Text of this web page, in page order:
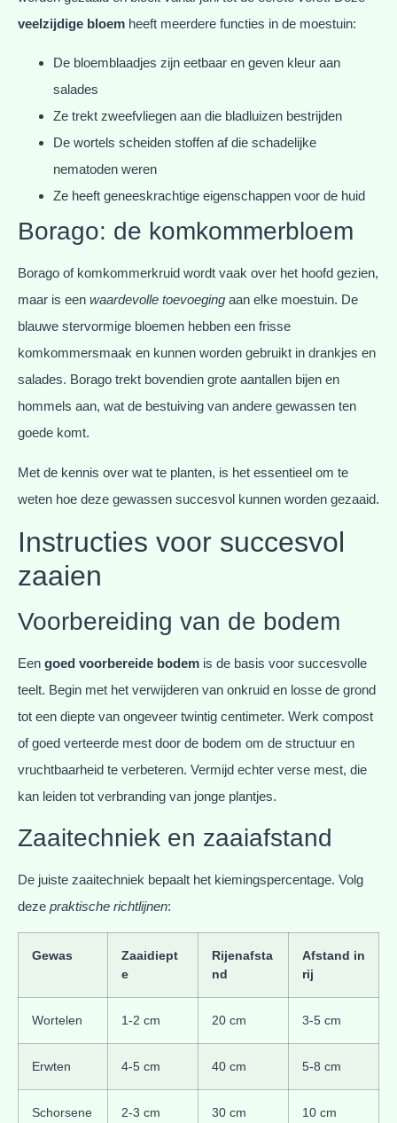
veelzijdige bloem heeft meerdere functies in de moestuin:
De bloemblaadjes zijn eetbaar en geven kleur aan
salades
Ze trekt zweefvliegen aan die bladluizen bestrijden
De wortels scheiden stoffen af die schadelijke
nematoden weren
Ze heeft geneeskrachtige eigenschappen voor de huid
Borago: de komkommerbloem
Borago of komkommerkruid wordt vaak over het hoofd gezien,
maar is een waardevolle toevoeging aan elke moestuin. De
blauwe stervormige bloemen hebben een frisse
komkommersmaak en kunnen worden gebruikt in drankjes en
salades. Borago trekt bovendien grote aantallen bijen en
hommels aan, wat de bestuiving van andere gewassen ten
goede komt.
Met de kennis over wat te planten, is het essentieel om te
weten hoe deze gewassen succesvol kunnen worden gezaaid.
Instructies voor succesvol
zaaien
Voorbereiding van de bodem
Een goed voorbereide bodem is de basis voor succesvolle
teelt. Begin met het verwijderen van onkruid en losse de grond
tot een diepte van ongeveer twintig centimeter. Werk compost
of goed verteerde mest door de bodem om de structuur en
vruchtbaarheid te verbeteren. Vermijd echter verse mest, die
kan leiden tot verbranding van jonge plantjes.
Zaaitechniek en zaaiafstand
De juiste zaaitechniek bepaalt het kiemingspercentage. Volg
deze praktische richtlijnen:
Gewas
Zaaidiept
e
Rijenafsta
nd
Afstand in
rij
Wortelen 1-2 cm 20 cm 3-5 cm
Erwten 4-5 cm 40 cm 5-8 cm
Schorsene 2-3 cm 30 cm 10 cm